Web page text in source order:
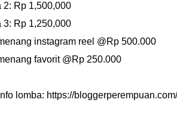
2: Rp 1,500,000
3: Rp 1,250,000
instagram reel @Rp 500.000
favorit @Rp 250.000
lomba: https://